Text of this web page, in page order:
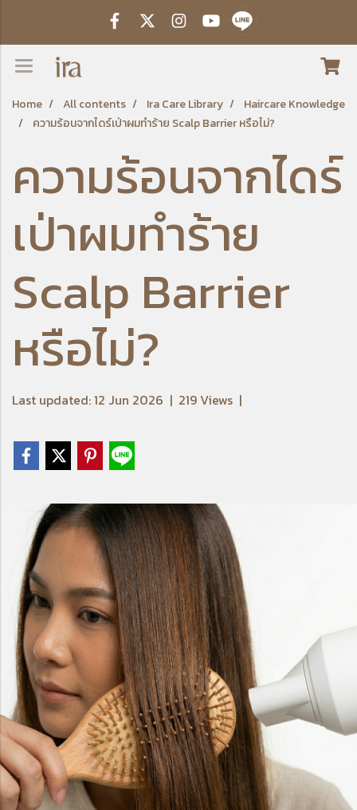
Home All contents Ira Care Library
Haircare Knowledge
ความร้อนจากไดร์เป่าผมทำร้าย Scalp Barrier หรือไม่?
ความร้อนจากไดร์
เป่าผมทำร้าย
Scalp Barrier
หรือไม่?
Last updated: 12 Jun 2026 | 219 Views |